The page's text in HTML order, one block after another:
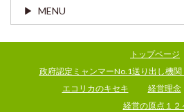
MENU
トップページ
政府認定ミャンマーNo.1送り出し機関
エコリカのキセキ
経営理念
経営の原点１２